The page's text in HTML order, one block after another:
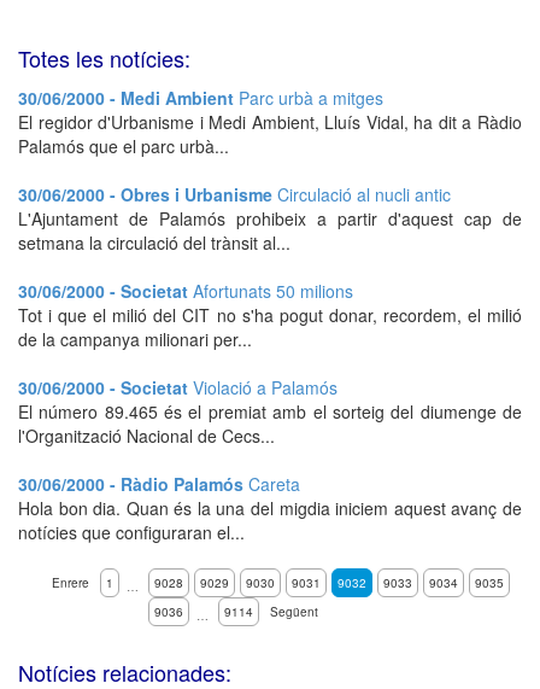
Totes les notícies:
30/06/2000 - Medi Ambient Parc urbà a mitges
El regidor d'Urbanisme i Medi Ambient, Lluís Vidal, ha dit a Ràdio
Palamós que el parc urbà...
30/06/2000 - Obres i Urbanisme Circulació al nucli antic
L'Ajuntament de Palamós prohibeix a partir d'aquest cap de
setmana la circulació del trànsit al...
30/06/2000 - Societat Afortunats 50 milions
Tot i que el milió del CIT no s'ha pogut donar, recordem, el milió
de la campanya milionari per...
30/06/2000 - Societat Violació a Palamós
El número 89.465 és el premiat amb el sorteig del diumenge de
l'Organització Nacional de Cecs...
30/06/2000 - Ràdio Palamós Careta
Hola bon dia. Quan és la una del migdia iniciem aquest avanç de
notícies que configuraran el...
Enrere 1 … 9028 9029 9030 9031 9032 9033 9034
9035
9036
… 9114 Següent
Notícies relacionades: